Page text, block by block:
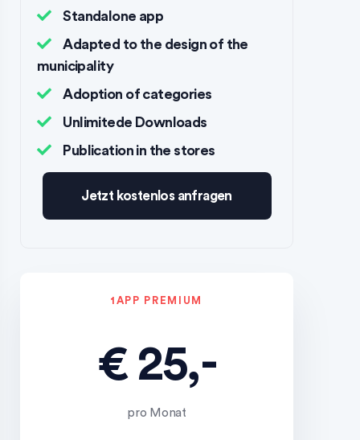
Standalone app
Adapted to the design of the
municipality
Adoption of categories
Unlimitede Downloads
Publication in the stores
Jetzt kostenlos anfragen
1APP PREMIUM
€ 25,-
pro Monat